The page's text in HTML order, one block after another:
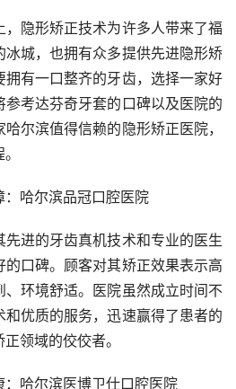
隐形矫正技术为许多人带来了福
城，也拥有众多提供先进隐形矫
拥有一口整齐的牙齿，选择一家好
考达芬奇牙套的口碑以及医院的
尔滨值得信赖的隐形矫正医院，
哈尔滨品冠口腔医院
进的牙齿真机技术和专业的医生
的口碑。顾客对其矫正效果表示高
、环境舒适。医院虽然成立时间不
优质的服务，迅速赢得了患者的
领域的佼佼者。
哈尔滨医博卫仕口腔医院